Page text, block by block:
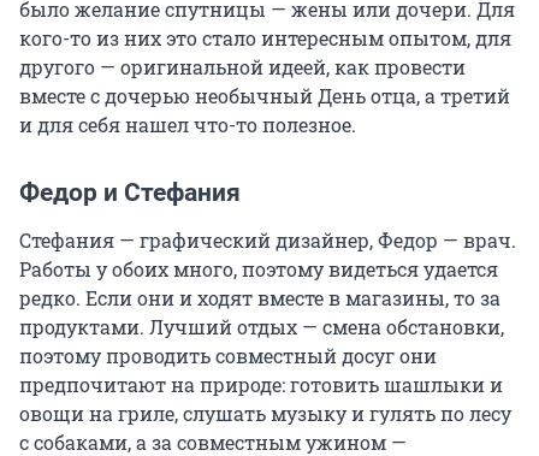
было желание спутницы — жены или дочери. Для
кого-то из них это стало интересным опытом, для
другого — оригинальной идеей, как провести
вместе с дочерью необычный День отца, а третий
и для себя нашел что-то полезное.
Федор и Стефания
Стефания — графический дизайнер, Федор — врач.
Работы у обоих много, поэтому видеться удается
редко. Если они и ходят вместе в магазины, то за
продуктами. Лучший отдых — смена обстановки,
поэтому проводить совместный досуг они
предпочитают на природе: готовить шашлыки и
овощи на гриле, слушать музыку и гулять по лесу
с собаками, а за совместным ужином —